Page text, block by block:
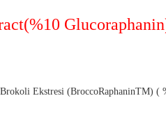
Ekstresi (BroccoRaphaninTM) (